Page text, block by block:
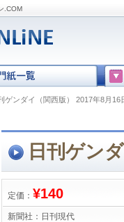
.COM
ゲンダイ（関西版） 2017年8月16
日刊ゲン
定価： ¥140
新聞社： 日刊現代